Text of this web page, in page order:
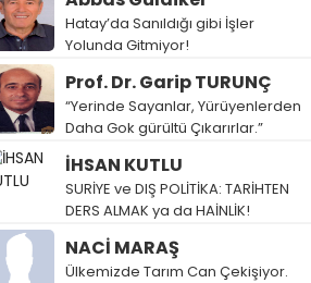
Hatay’da Sanıldığı gibi İşler
Yolunda Gitmiyor!
Prof. Dr. Garip TURUNÇ
“Yerinde Sayanlar, Yürüyenlerden
Daha Gok gürültü Çıkarırlar.”
İHSAN KUTLU
SURİYE ve DIŞ POLİTİKA: TARİHTEN
DERS ALMAK ya da HAİNLİK!
NACİ MARAŞ
Ülkemizde Tarım Can Çekişiyor.